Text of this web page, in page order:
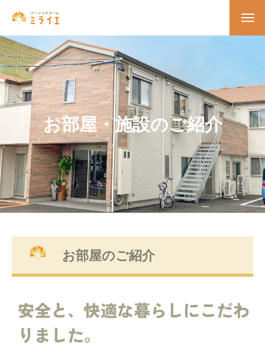
お部屋・施設のご紹介
お部屋のご紹介
安全と、快適な暮らしにこだわ
りました。